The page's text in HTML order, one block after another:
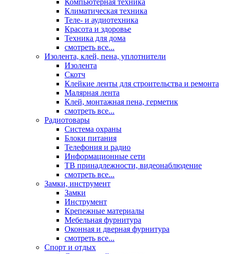
Компьютерная техника
Климатическая техника
Теле- и аудиотехника
Красота и здоровье
Техника для дома
смотреть все...
Изолента, клей, пена, уплотнители
Изолента
Скотч
Клейкие ленты для строительства и ремонта
Малярная лента
Клей, монтажная пена, герметик
смотреть все...
Радиотовары
Система охраны
Блоки питания
Телефония и радио
Информационные сети
ТВ принадлежности, видеонаблюдение
смотреть все...
Замки, инструмент
Замки
Инструмент
Крепежные материалы
Мебельная фурнитура
Оконная и дверная фурнитура
смотреть все...
Спорт и отдых